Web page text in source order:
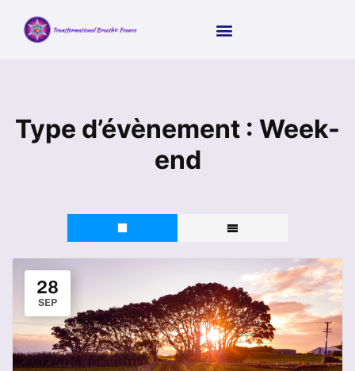
Type d’évènement : Week-
end
28
SEP